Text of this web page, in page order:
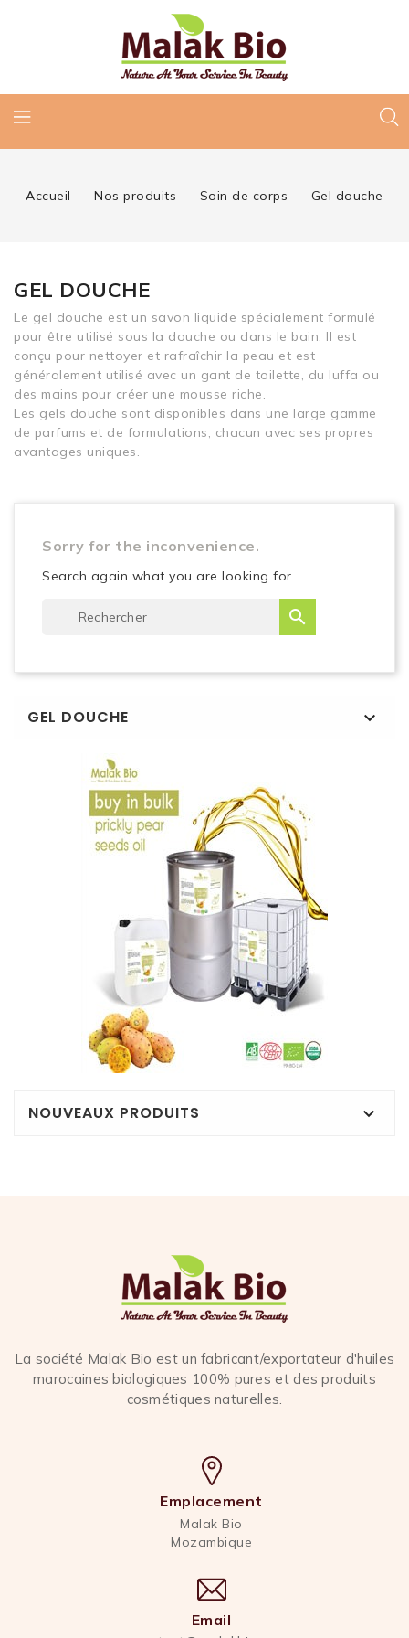
Accueil Nos produits Soin de corps Gel douche
GEL DOUCHE
Le gel douche est un savon liquide spécialement formulé
pour être utilisé sous la douche ou dans le bain. Il est
conçu pour nettoyer et rafraîchir la peau et est
généralement utilisé avec un gant de toilette, du luffa ou
des mains pour créer une mousse riche.
Les gels douche sont disponibles dans une large gamme
de parfums et de formulations, chacun avec ses propres
avantages uniques.
Sorry for the inconvenience.
Search again what you are looking for

GEL DOUCHE 
NOUVEAUX PRODUITS 
La société Malak Bio est un fabricant/exportateur d'huiles
marocaines biologiques 100% pures et des produits
cosmétiques naturelles.
Emplacement
Malak Bio
Mozambique
Email